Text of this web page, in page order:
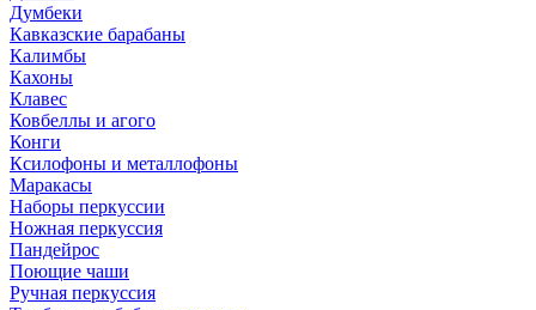
Думбеки
Кавказские барабаны
Калимбы
Кахоны
Клавес
Ковбеллы и агого
Конги
Ксилофоны и металлофоны
Маракасы
Наборы перкуссии
Ножная перкуссия
Пандейрос
Поющие чаши
Ручная перкуссия